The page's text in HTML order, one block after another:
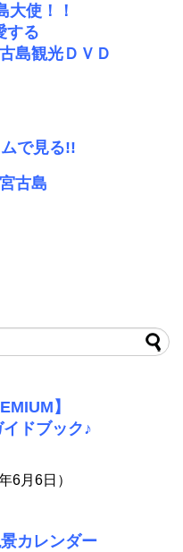
大使！！
する
島観光ＤＶＤ
で見る!!
古島
】
ドブック♪
6月6日）
カレンダー